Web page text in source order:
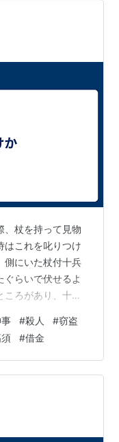
、杖を持って見物
はこれを叱りつけ
側にいた杖付十兵
らいで伏せるよ
ころがあり、十兵
れ様子を聞いて
であった。夜、
急いで来るように
のあたりで頭を切
２人で両側から
５日、朝岡甚
#殺人 #窃盗
#借金